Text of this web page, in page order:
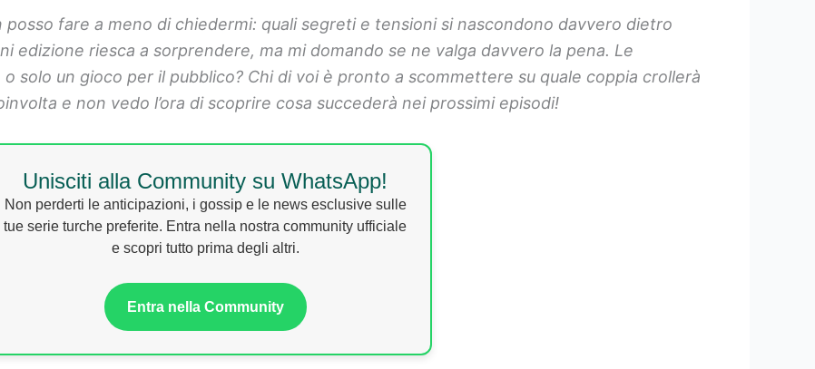
fare a meno di chiedermi: quali segreti e tensioni si nascondono davvero dietro
edizione riesca a sorprendere, ma mi domando se ne valga davvero la pena. Le
solo un gioco per il pubblico? Chi di voi è pronto a scommettere su quale coppia crollerà
e non vedo l’ora di scoprire cosa succederà nei prossimi episodi!
Unisciti alla Community su WhatsApp!
Non perderti le anticipazioni, i gossip e le news esclusive sulle
tue serie turche preferite. Entra nella nostra community ufficiale
e scopri tutto prima degli altri.
Entra nella Community